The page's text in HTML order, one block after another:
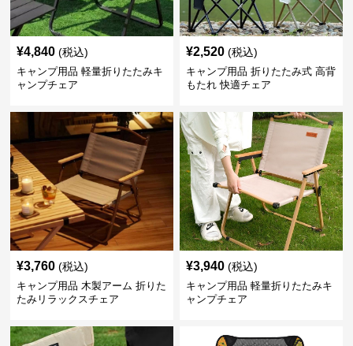
¥4,840 (税込)
キャンプ用品 軽量折りたたみキ
ャンプチェア
¥2,520 (税込)
キャンプ用品 折りたたみ式 高背
もたれ 快適チェア
¥3,760 (税込)
キャンプ用品 木製アーム 折りた
たみリラックスチェア
¥3,940 (税込)
キャンプ用品 軽量折りたたみキ
ャンプチェア